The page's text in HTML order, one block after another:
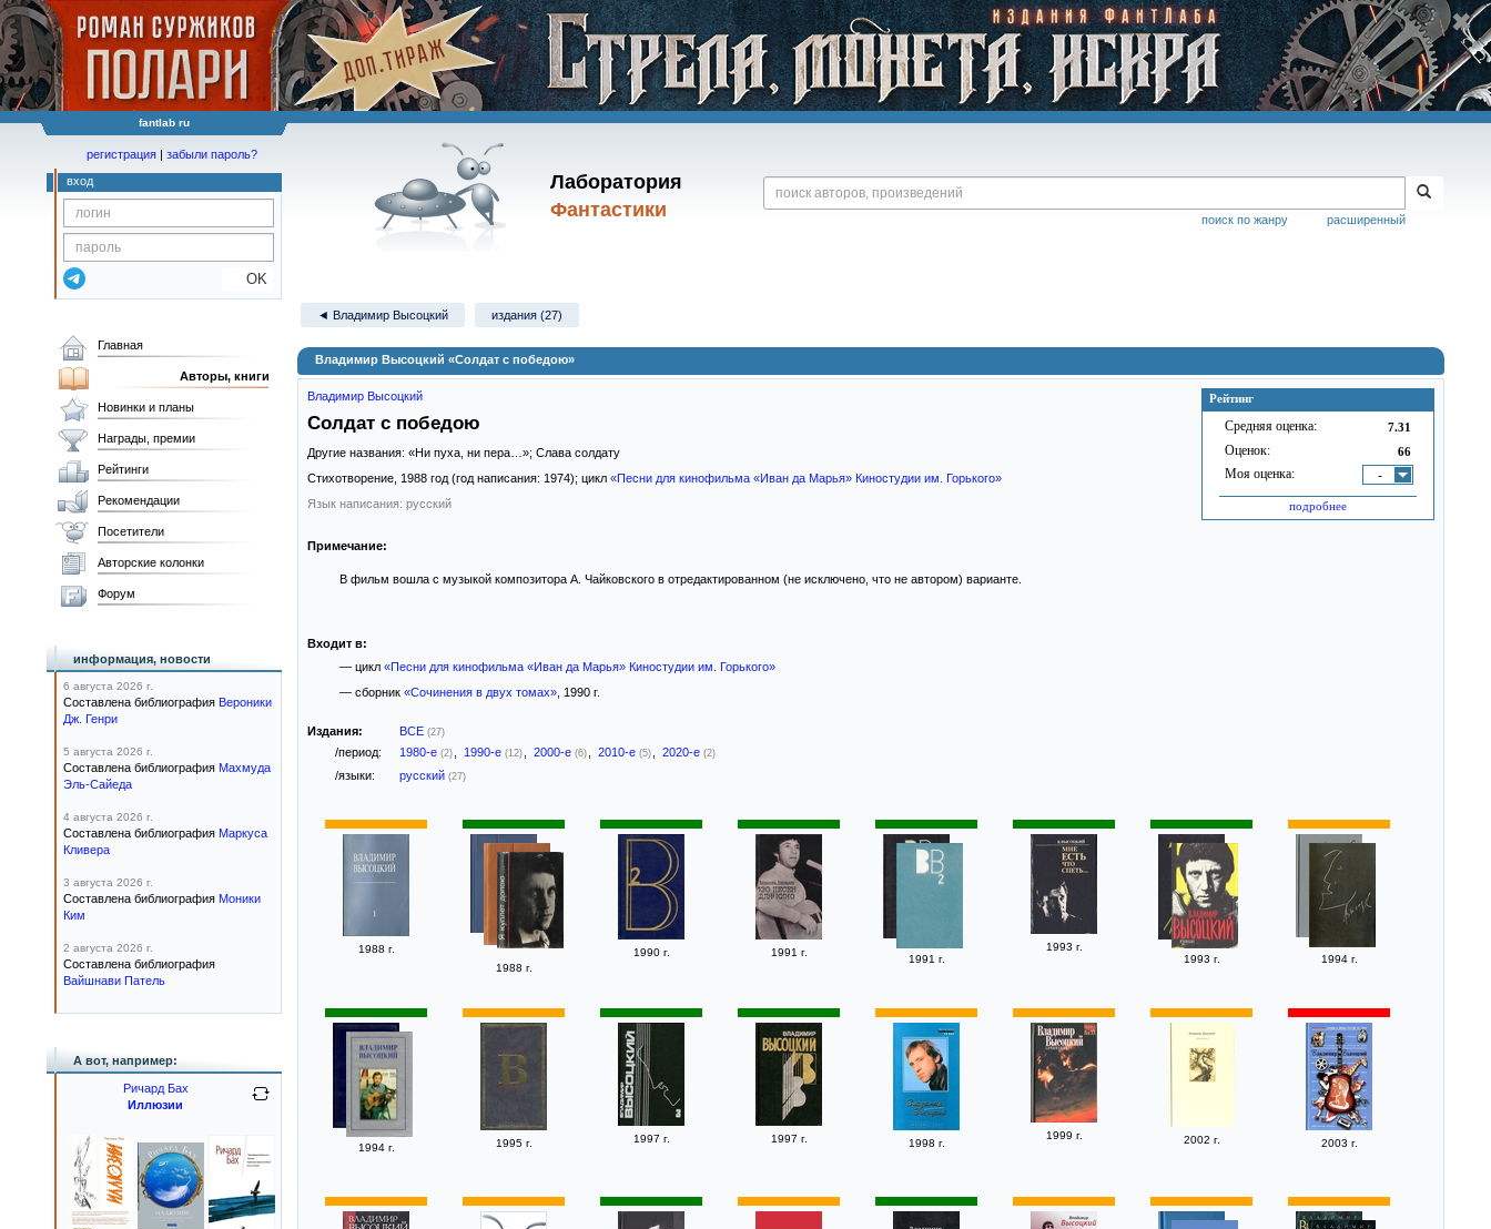
fantlab ru
Лаборатория
Фантастики
расширенный
поиск по жанру
регистрация | забыли пароль?
вход
OK
◄ Владимир Высоцкий издания (27)
Владимир Высоцкий «Солдат с победою»
Рейтинг
Средняя оценка: 7.31
Оценок: 66
Моя оценка: -
подробнее
Владимир Высоцкий
Солдат с победою
Другие названия: «Ни пуха, ни пера…»; Слава солдату
Стихотворение, 1988 год (год написания: 1974); цикл «Песни для кинофильма «Иван да Марья» Киностудии им. Горького»
Язык написания: русский
Примечание:
В фильм вошла с музыкой композитора А. Чайковского в отредактированном (не исключено, что не автором) варианте.
Входит в:
— цикл «Песни для кинофильма «Иван да Марья» Киностудии им. Горького»
— сборник «Сочинения в двух томах», 1990 г.
Издания: ВСЕ (27)
/период: 1980-е (2) 1990-е (12) 2000-е (6) 2010-е (5) 2020-е (2)
/языки: русский (27)
1988 г.
1988 г.
1990 г. 1991 г.
1991 г.
1993 г.
1993 г.
1994 г.
1994 г. 1995 г. 1997 г. 1997 г. 1998 г.
1999 г. 2002 г. 2003 г.
Главная
Авторы, книги
Новинки и планы
Награды, премии
Рейтинги
Рекомендации
Посетители
Авторские колонки
Форум
информация, новости
6 августа 2026 г.
Составлена библиография Вероники
Дж. Генри
5 августа 2026 г.
Составлена библиография Махмуда
Эль-Сайеда
4 августа 2026 г.
Составлена библиография Маркуса
Кливера
3 августа 2026 г.
Составлена библиография Моники
Ким
2 августа 2026 г.
Составлена библиография
Вайшнави Патель
А вот, например:
Ричард Бах
Иллюзии